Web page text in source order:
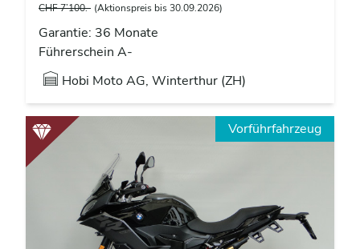
CHF 7’100.- (Aktionspreis bis 30.09.2026)
Garantie: 36 Monate
Führerschein A-
Hobi Moto AG, Winterthur (ZH)
Vorführfahrzeug